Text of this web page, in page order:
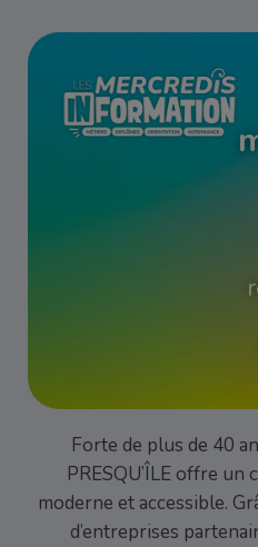
Forte de plus de 40
PRESQU’ÎLE offre un
moderne et accessible.
d’entreprises